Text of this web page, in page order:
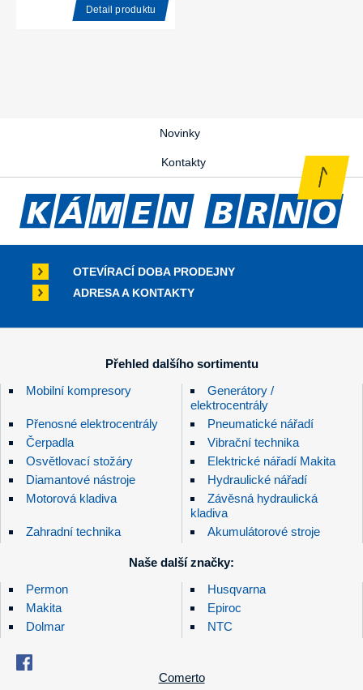
Detail produktu
Novinky
Kontakty
OTEVÍRACÍ DOBA PRODEJNY
ADRESA A KONTAKTY
Přehled dalšího sortimentu
Mobilní kompresory
Generátory /
elektrocentrály
Přenosné elektrocentrály
Pneumatické nářadí
Čerpadla
Vibrační technika
Osvětlovací stožáry
Elektrické nářadí Makita
Diamantové nástroje
Hydraulické nářadí
Motorová kladiva
Závěsná hydraulická
kladiva
Zahradní technika
Akumulátorové stroje
Naše další značky:
Permon
Husqvarna
Makita
Epiroc
Dolmar
NTC
Comerto